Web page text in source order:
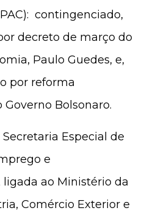
contingenciado,
decreto de março do
Paulo Guedes, e,
por reforma
Bolsonaro.
Especial de
e
ao Ministério da
Comércio Exterior e